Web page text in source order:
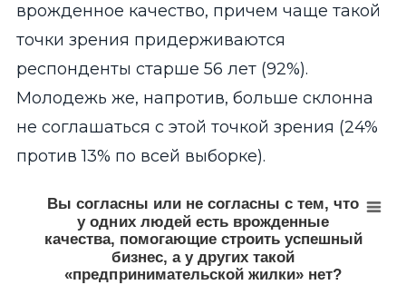
врожденное качество, причем чаще такой
точки зрения придерживаются
респонденты старше 56 лет (92%).
Молодежь же, напротив, больше склонна
не соглашаться с этой точкой зрения (24%
против 13% по всей выборке).
Вы согласны или не согласны с тем, что у одних
Pie chart with 3 slices.
данные в % от всех опрошенных
View as data table, Вы согласны или не согласны с тем,
Вы согласны или не согласны с тем, что
у одних людей есть врожденные
качества, помогающие строить успешный
бизнес, а у других такой
«предпринимательской жилки» нет?